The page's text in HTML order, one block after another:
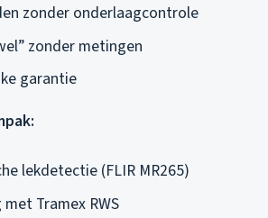
zonder onderlaagcontrole
zonder metingen
garantie
lekdetectie (FLIR MR265)
Tramex RWS